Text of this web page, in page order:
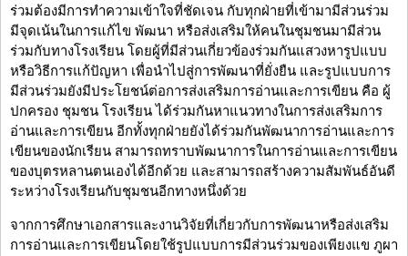
ร่วมต้องมีการทำความเข้าใจที่ชัดเจน กับทุกฝ่ายที่เข้ามามีส่วนร่วม
มีจุดเน้นในการแก้ไข พัฒนา หรือส่งเสริมให้คนในชุมชนมามีส่วน
ร่วมกับทางโรงเรียน โดยผู้ที่มีส่วนเกี่ยวข้องร่วมกันแสวงหารูปแบบ
หรือวิธีการแก้ปัญหา เพื่อนำไปสู่การพัฒนาที่ยั่งยืน และรูปแบบการ
มีส่วนร่วมยังมีประโยชน์ต่อการส่งเสริมการอ่านและการเขียน คือ ผู้
ปกครอง ชุมชน โรงเรียน ได้ร่วมกันหาแนวทางในการส่งเสริมการ
อ่านและการเขียน อีกทั้งทุกฝ่ายยังได้ร่วมกันพัฒนาการอ่านและการ
เขียนของนักเรียน สามารถทราบพัฒนาการในการอ่านและการเขียน
ของบุตรหลานตนเองได้อีกด้วย และสามารถสร้างความสัมพันธ์อันดี
ระหว่างโรงเรียนกับชุมชนอีกทางหนึ่งด้วย
จากการศึกษาเอกสารและงานวิจัยที่เกี่ยวกับการพัฒนาหรือส่งเสริม
การอ่านและการเขียนโดยใช้รูปแบบการมีส่วนร่วมของเพียงแข ภูผา